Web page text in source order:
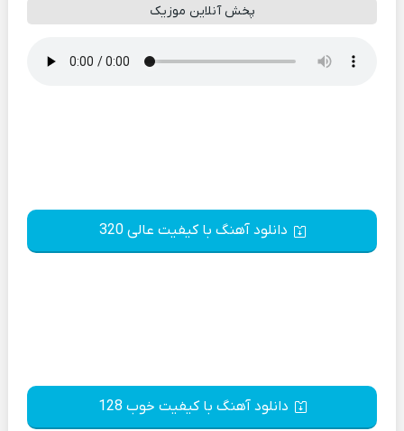
پخش آنلاین موزیک
دانلود آهنگ با کیفیت عالی 320
دانلود آهنگ با کیفیت خوب 128